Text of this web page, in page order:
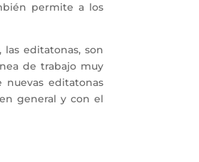
permite a los
editatonas, son
de trabajo muy
editatonas
general y con el